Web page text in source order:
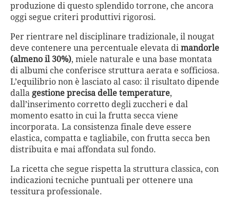
produzione di questo splendido torrone, che ancora
oggi segue criteri produttivi rigorosi.
Per rientrare nel disciplinare tradizionale, il nougat
deve contenere una percentuale elevata di mandorle
(almeno il 30%), miele naturale e una base montata
di albumi che conferisce struttura aerata e sofficiosa.
L’equilibrio non è lasciato al caso: il risultato dipende
dalla gestione precisa delle temperature,
dall’inserimento corretto degli zuccheri e dal
momento esatto in cui la frutta secca viene
incorporata. La consistenza finale deve essere
elastica, compatta e tagliabile, con frutta secca ben
distribuita e mai affondata sul fondo.
La ricetta che segue rispetta la struttura classica, con
indicazioni tecniche puntuali per ottenere una
tessitura professionale.